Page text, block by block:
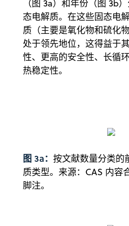
（图 3a）和年份（图 3b
态电解质。在这些固态电
质（主要是氧化物和硫化
处于领先地位，这得益于
性、更高的安全性、长循
热稳定性。
图 3a： 按文献数量分类的
质类型。来源：CAS 内容
脚注。